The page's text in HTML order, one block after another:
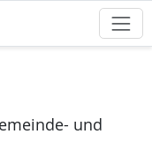
und